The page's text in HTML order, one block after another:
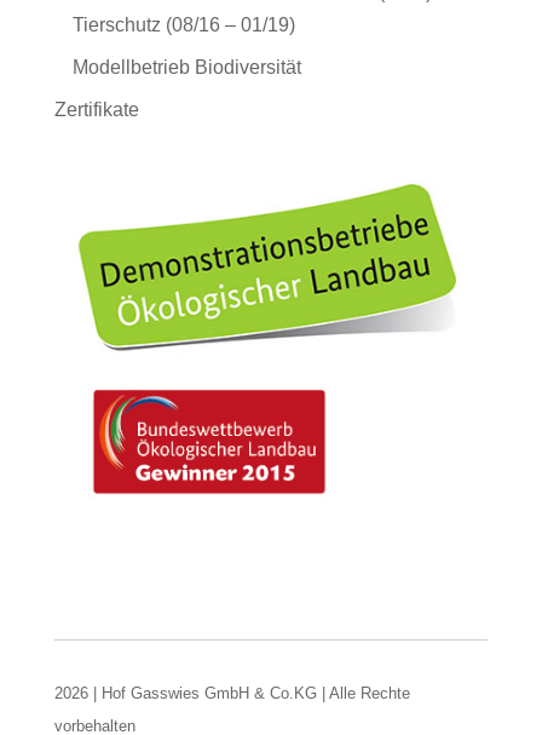
Tierschutz (08/16 – 01/19)
Modellbetrieb Biodiversität
Zertifikate
2026 | Hof Gasswies GmbH & Co.KG | Alle Rechte
vorbehalten